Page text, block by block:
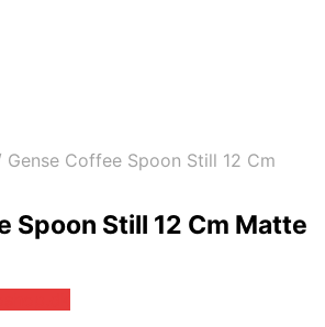
Gense Coffee Spoon Still 12 Cm
Spoon Still 12 Cm Matte